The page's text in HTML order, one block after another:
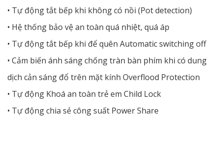
• Tự động tắt bếp khi không có nồi (Pot detection)
• Hệ thống bảo vệ an toàn quá nhiệt, quá áp
• Tự động tắt bếp khi để quên Automatic switching off
• Cảm biến ánh sáng chống tràn bàn phím khi có dung
dịch cản sáng đổ trên mặt kính Overflood Protection
• Tự động Khoá an toàn trẻ em Child Lock
• Tự động chia sẻ công suất Power Share